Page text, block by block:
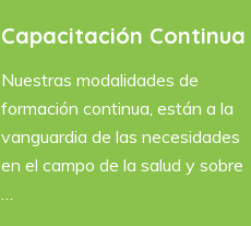
Capacitación Continua
Nuestras modalidades de
formación continua, están a la
vanguardia de las necesidades
en el campo de la salud y sobre